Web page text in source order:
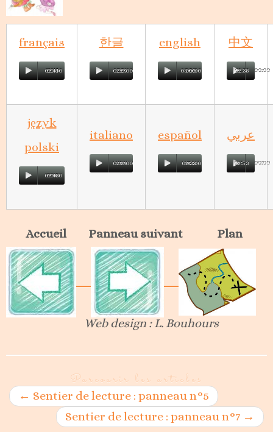
français
00:00
02:44
한글
00:00
02:29
english
00:00
03:00
中文
00:00
02:38
język
polski
00:00
02:48
italiano
00:00
02:29
español
00:00
02:33
عربي
00:00
02:53
Accueil Panneau suivant Plan
Web design : L. Bouhours
Parcourir les articles
← Sentier de lecture : panneau n°5
Sentier de lecture : panneau n°7 →